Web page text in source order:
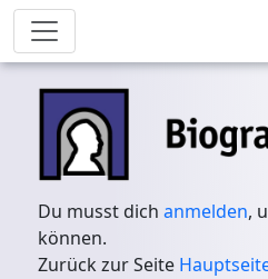
Du musst dichanmelden,
können.
Zurück zur Seite